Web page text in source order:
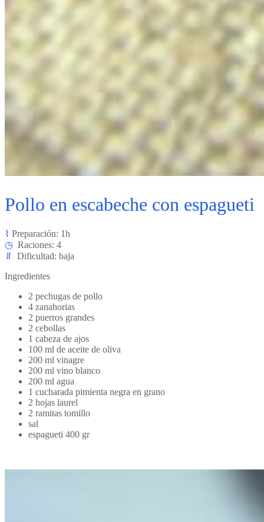
Pollo en escabeche con espagueti
⌇ Preparación: 1h
◷ Raciones: 4
⥯ Dificultad: baja
Ingredientes
2 pechugas de pollo
4 zanahorias
2 puerros grandes
2 cebollas
1 cabeza de ajos
100 ml de aceite de oliva
200 ml vinagre
200 ml vino blanco
200 ml agua
1 cucharada pimienta negra en grano
2 hojas laurel
2 ramitas tomillo
sal
espagueti 400 gr